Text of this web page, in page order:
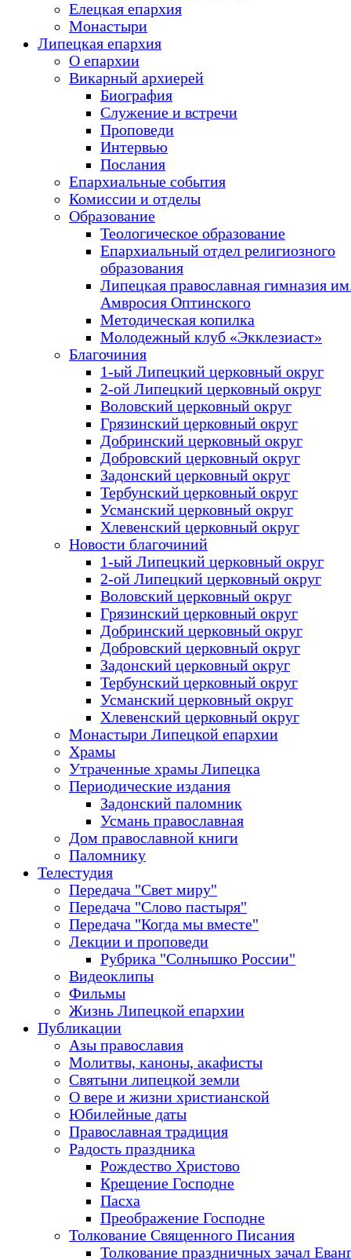
Елецкая епархия
Монастыри
Липецкая епархия
О епархии
Викарный архиерей
Биография
Служение и встречи
Проповеди
Интервью
Послания
Епархиальные события
Комиссии и отделы
Образование
Теологическое образование
Епархиальный отдел религиозного
образования
Липецкая православная гимназия
Амвросия Оптинского
Методическая копилка
Молодежный клуб «Экклезиаст»
Благочиния
1-ый Липецкий церковный округ
2-ой Липецкий церковный округ
Воловский церковный округ
Грязинский церковный округ
Добринский церковный округ
Добровский церковный округ
Задонский церковный округ
Тербунский церковный округ
Усманский церковный округ
Хлевенский церковный округ
Новости благочиний
1-ый Липецкий церковный округ
2-ой Липецкий церковный округ
Воловский церковный округ
Грязинский церковный округ
Добринский церковный округ
Добровский церковный округ
Задонский церковный округ
Тербунский церковный округ
Усманский церковный округ
Хлевенский церковный округ
Монастыри Липецкой епархии
Храмы
Утраченные храмы Липецка
Периодические издания
Задонский паломник
Усмань православная
Дом православной книги
Паломнику
Телестудия
Передача "Свет миру"
Передача "Слово пастыря"
Передача "Когда мы вместе"
Лекции и проповеди
Рубрика "Солнышко России"
Видеоклипы
Фильмы
Жизнь Липецкой епархии
Публикации
Азы православия
Молитвы, каноны, акафисты
Святыни липецкой земли
О вере и жизни христианской
Юбилейные даты
Православная традиция
Радость праздника
Рождество Христово
Крещение Господне
Пасха
Преображение Господне
Толкование Священного Писания
Толкование праздничных зачал